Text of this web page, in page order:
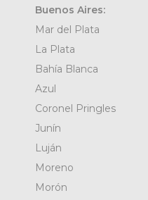
Buenos Aires:
Mar del Plata
La Plata
Bahía Blanca
Azul
Coronel Pringles
Junín
Luján
Moreno
Morón